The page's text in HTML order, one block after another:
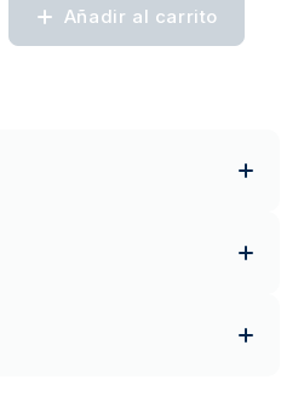
Añadir al carrito